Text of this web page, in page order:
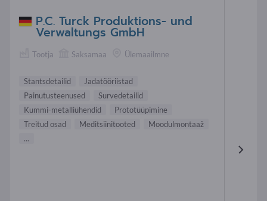
P.C. Turck Produktions- und
Verwaltungs GmbH
Tootja Saksamaa Ülemaailmne
Stantsdetailid
Jadatööriistad
Painutusteenused
Survedetailid
Kummi-metalliühendid
Prototüüpimine
Treitud osad
Meditsiinitooted
Moodulmontaaž
...